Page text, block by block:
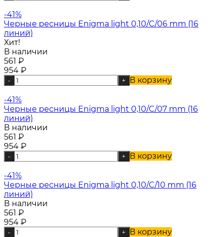
-41%
Черные ресницы Enigma light 0,10/C/06 mm (16
линий)
Хит!
В наличии
561 ₽
954 ₽
- + В корзину
-41%
Черные ресницы Enigma light 0,10/C/07 mm (16
линий)
В наличии
561 ₽
954 ₽
- + В корзину
-41%
Черные ресницы Enigma light 0,10/C/10 mm (16
линий)
В наличии
561 ₽
954 ₽
- + В корзину